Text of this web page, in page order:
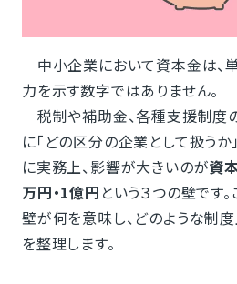
中小企業において資本金は、
力を示す数字ではありません。
税制や補助金、各種支援制度
に「どの区分の企業として扱うか
に実務上、影響が大きいのが資
万円・1億円 という３つの壁です
壁が何を意味し、どのような制
を整理します。